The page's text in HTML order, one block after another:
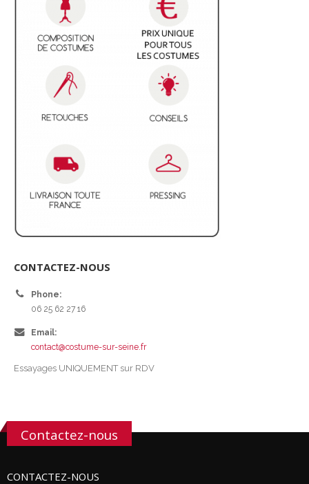
CONTACTEZ-NOUS
Phone:
06 25 62 27 16
Email:
contact@costume-sur-seine.fr
Essayages UNIQUEMENT sur RDV
Contactez-nous
CONTACTEZ-NOUS